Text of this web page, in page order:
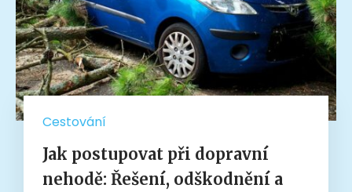
Cestování
Jak postupovat při dopravní
nehodě: Řešení, odškodnění a